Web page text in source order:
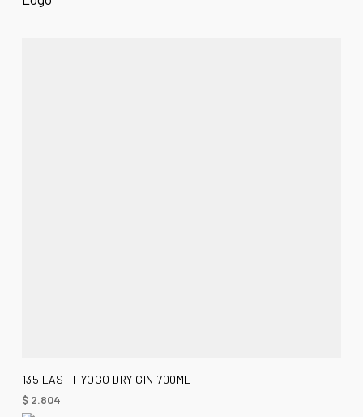
AÑADIR AL CARRITO
135 EAST HYOGO DRY GIN 700ML
$2.804